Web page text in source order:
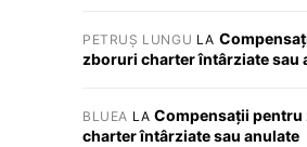
PETRUȘ LUNGU LA
zboruri charter întârziate sau
BLUEA LACompensații
charter întârziate sau anulate